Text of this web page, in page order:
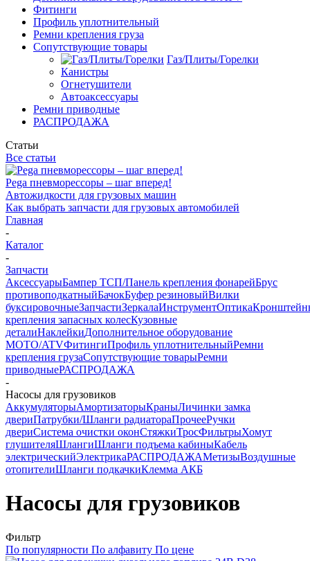
Фитинги
Профиль уплотнительный
Ремни крепления груза
Сопутствующие товары
Газ/Плиты/Горелки
Канистры
Огнетушители
Автоаксессуары
Ремни приводные
РАСПРОДАЖА
Статьи
Все статьи
Pega пневморессоры – шаг вперед!
Автожидкости для грузовых машин
Как выбрать запчасти для грузовых автомобилей
Главная
-
Каталог
-
Запчасти
АксессуарыБампер ТСП/Панель крепления фонарейБрус
противоподкатныйБачокБуфер резиновыйВилки
буксировочныеЗапчастиЗеркалаИнструментОптика
крепления запасных колесКузовные
деталиНаклейкиДополнительное оборудование
MOTO/ATVФитингиПрофиль уплотнительныйРемни
крепления грузаСопутствующие товарыРемни
приводныеРАСПРОДАЖА
-
Насосы для грузовиков
АккумуляторыАмортизаторыКраныЛичинки замка
двериПатрубки/Шланги радиатораПрочееРучки
двериСистема очистки оконСтяжкиТросФильтрыХомут
глушителяШлангиШланги подъема кабиныКабель
электрическийЭлектрикаРАСПРОДАЖАМетизыВоздушные
отопителиШланги подкачкиКлемма АКБ
Насосы для грузовиков
Фильтр
По популярности По алфавиту По цене